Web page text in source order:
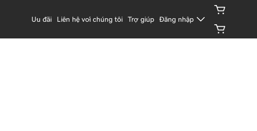
Ưu đãi Liên hệ với chúng tôi Trợ giúp Đăng nhập